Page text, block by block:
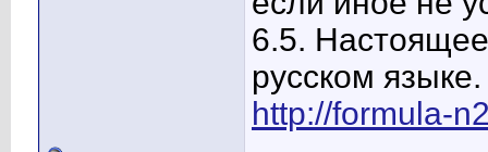
6.5.
русском
http://formula-